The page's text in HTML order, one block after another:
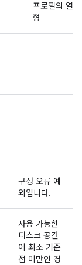
프로필의 열거
형
구성 오류 예
외입니다.
사용 가능한
디스크 공간
이 최소 기준
점 미만인 경